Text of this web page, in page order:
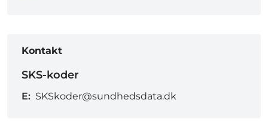
Kontakt
SKS-koder
E: SKSkoder@sundhedsdata.dk